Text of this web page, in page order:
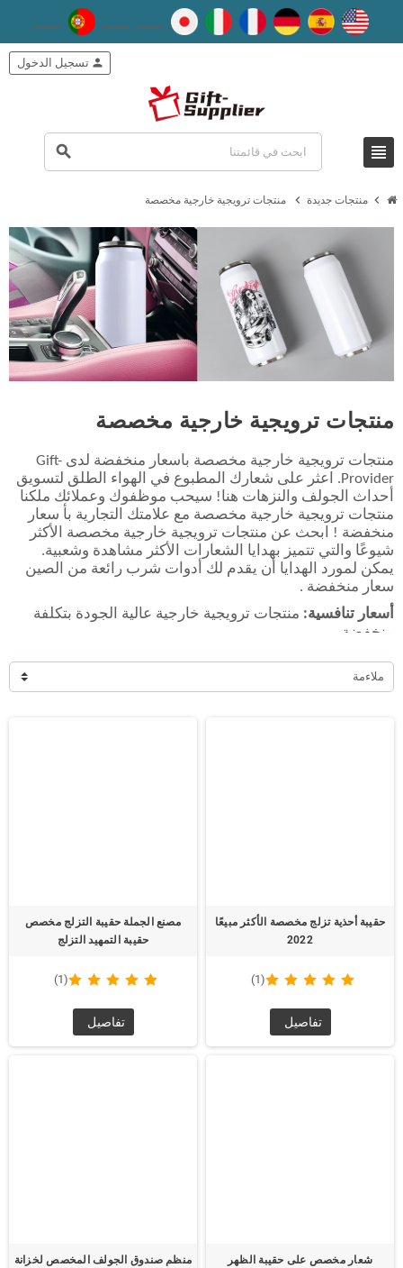
view_headline
search
person تسجيل الدخول
chevron_right منتجات جديدة chevron_right منتجات ترويجية خارجية مخصصة
منتجات ترويجية خارجية مخصصة
منتجات ترويجية خارجية مخصصة بأسعار منخفضة لدى Gift-
Provider. اعثر على شعارك المطبوع في الهواء الطلق لتسويق
أحداث الجولف والنزهات هنا! سيحب موظفوك وعملائك ملكنا
منتجات ترويجية خارجية مخصصة مع علامتك التجارية بأ سعار
منخفضة ! ابحث عن منتجات ترويجية خارجية مخصصة الأكثر
شيوعًا والتي تتميز بهدايا الشعارات الأكثر مشاهدة وشعبية.
يمكن لمورد الهدايا أن يقدم لك أدوات شرب رائعة من الصين
سعار منخفضة .
أسعار تنافسية: منتجات ترويجية خارجية عالية الجودة بتكلفة
منخفضة.
تصميم مخصص:إمكانية طباعة أو تطريز شعارك أو رسالتك
الترويجية.
ملاءمة
حقيبة أحذية تزلج مخصصة الأكثر مبيعًا
2022
(1)
تفاصيل
مصنع الجملة حقيبة التزلج مخصص
حقيبة التمهيد التزلج
(1)
تفاصيل
شعار مخصص على حقيبة الظهر
منظم صندوق الجولف المخصص لخزانة